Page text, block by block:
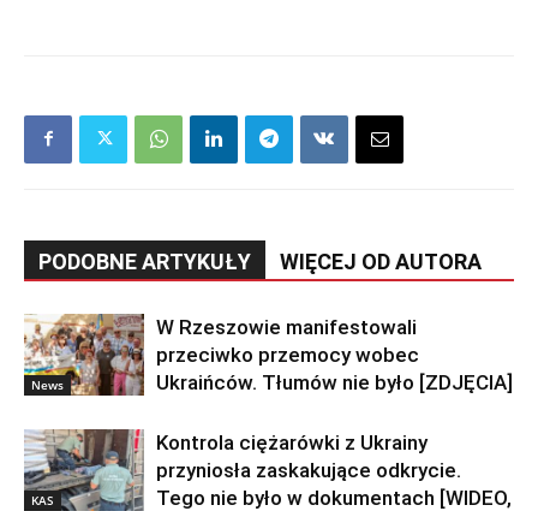
PODOBNE ARTYKUŁY WIĘCEJ OD AUTORA
News
W Rzeszowie manifestowali
przeciwko przemocy wobec
Ukraińców. Tłumów nie było [ZDJĘCIA]
KAS
Kontrola ciężarówki z Ukrainy
przyniosła zaskakujące odkrycie.
Tego nie było w dokumentach [WIDEO,